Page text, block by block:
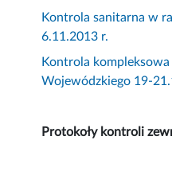
Kontrola sanitarna w
6.11.2013 r.
Kontrola
Wojewódzkiego 19-
Protokoły kontroli